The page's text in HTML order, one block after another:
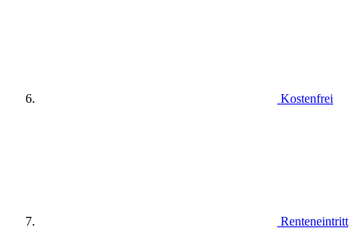
Kostenfrei
Renteneintritt